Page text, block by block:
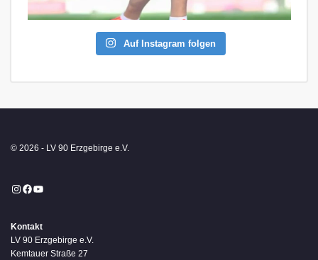
Auf Instagram folgen
© 2026 - LV 90 Erzgebirge e.V.
Instagram
Facebook
YouTube
Kontakt
LV 90 Erzgebirge e.V.
Kemtauer Straße 27